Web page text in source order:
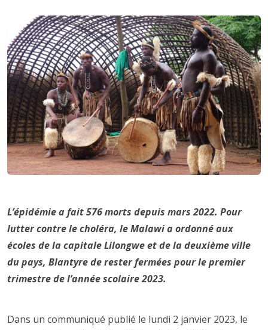
L’épidémie a fait 576 morts depuis mars 2022. Pour
lutter contre le choléra, le Malawi a ordonné aux
écoles de la capitale Lilongwe et de la deuxième ville
du pays, Blantyre de rester fermées pour le premier
trimestre de l’année scolaire 2023.
Dans un communiqué publié le lundi 2 janvier 2023, le